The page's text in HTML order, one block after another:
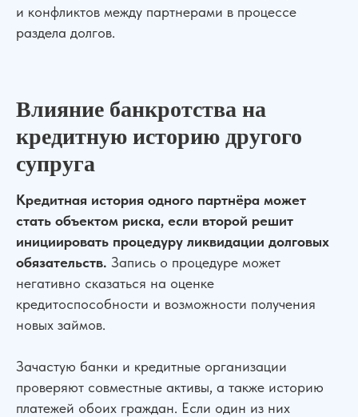
Бесплатная консультация
Написать в WhatsApp
Адрес нашего офиса
Контакты
и конфликтов между партнерами в процессе
раздела долгов.
Влияние банкротства на
кредитную историю другого
супруга
Кредитная история одного партнёра может
стать объектом риска, если второй решит
инициировать процедуру ликвидации долговых
обязательств. Запись о процедуре может
негативно сказаться на оценке
кредитоспособности и возможности получения
новых займов.
Зачастую банки и кредитные организации
проверяют совместные активы, а также историю
платежей обоих граждан. Если один из них
Политика конфиденциальности
Согласие на обработку персональных данных
Показать все офисы
г. Шахты, ул. Советская, д.279, оф 10
ООО «УПРАВА» | ИНН 6155077060 | ОГРН 1176196020197